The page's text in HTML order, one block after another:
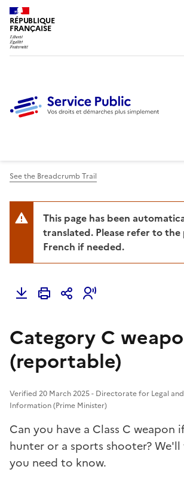
RÉPUBLIQUE
FRANÇAISE
See the Breadcrumb Trail
This page has been automatically
translated. Please refer to the
French if needed.
Category C
(reportable)
Verified 20 March 2025 - Directorate for Legal
Information (Prime Minister)
Can you have a Class C weapon
hunter or a sports shooter?
you need to know.